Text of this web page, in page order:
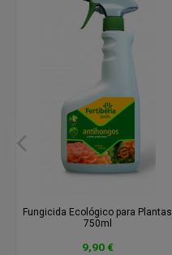
Fungicida Ecológico para Plantas
750ml
9,90 €